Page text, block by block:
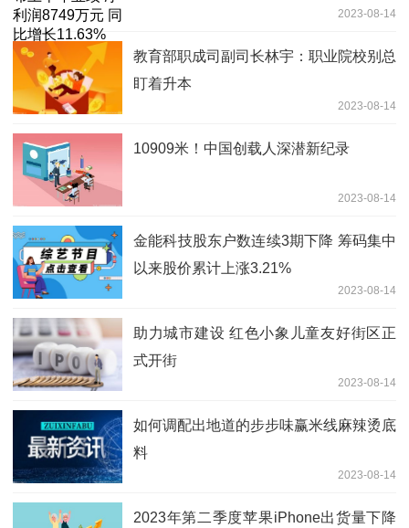
2023-08-14
教育部职成司副司长林宇：职业院校别总
盯着升本
2023-08-14
10909米！中国创载人深潜新纪录
2023-08-14
金能科技股东户数连续3期下降 筹码集中
以来股价累计上涨3.21%
2023-08-14
助力城市建设 红色小象儿童友好街区正
式开街
2023-08-14
如何调配出地道的步步味赢米线麻辣烫底
料
2023-08-14
2023年第二季度苹果iPhone出货量下降